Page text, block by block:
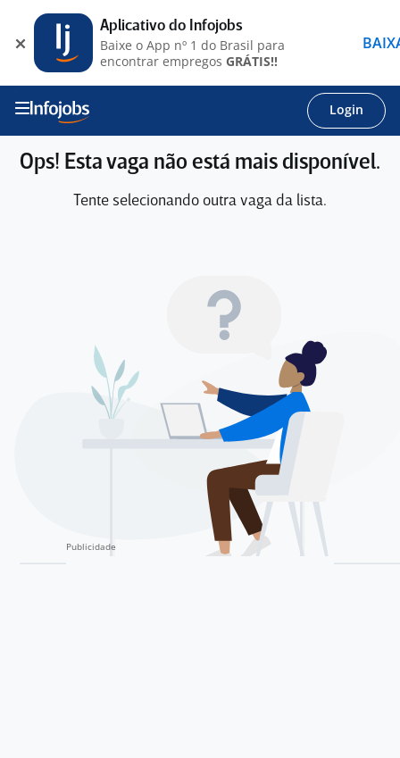
Login
Ops! Esta vaga não está mais disponível.
Tente selecionando outra vaga da lista.
Aplicativo do Infojobs
Baixe o App nº 1 do Brasil para
encontrar empregos GRÁTIS!!